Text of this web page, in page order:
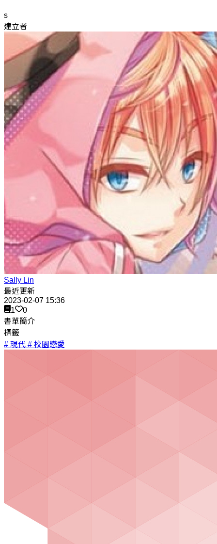
s
建立者
Sally Lin
最近更新
2023-02-07 15:36
1
0
書單簡介
標籤
# 現代 # 校園戀愛